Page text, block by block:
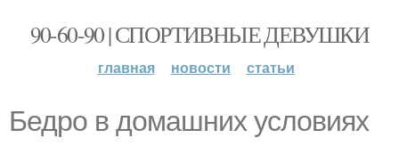
90-60-90 | СПОРТИВНЫЕ ДЕВУШКИ
главная новости статьи
Бедро в домашних условиях